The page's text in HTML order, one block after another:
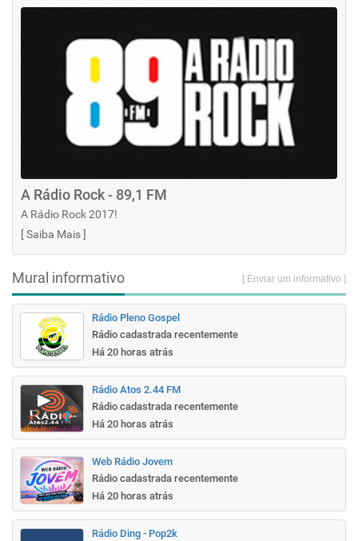
A Rádio Rock - 89,1 FM
A Rádio Rock 2017!
[Saiba Mais]
Mural informativo [ Enviar um informativo ]
Rádio Pleno Gospel
Rádio cadastrada recentemente
Há 20 horas atrás
Rádio Atos 2.44 FM
Rádio cadastrada recentemente
Há 20 horas atrás
Web Rádio Jovem
Rádio cadastrada recentemente
Há 20 horas atrás
Rádio Ding - Pop2k